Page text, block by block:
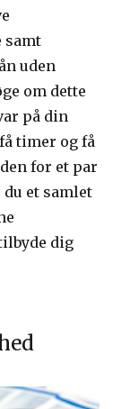
samt
uden
om dette
på din
timer og få
for et par
et samlet
dig